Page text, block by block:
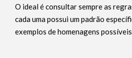
O ideal é consultar sempre as
cada uma possui um padrão
exemplos de homenagens